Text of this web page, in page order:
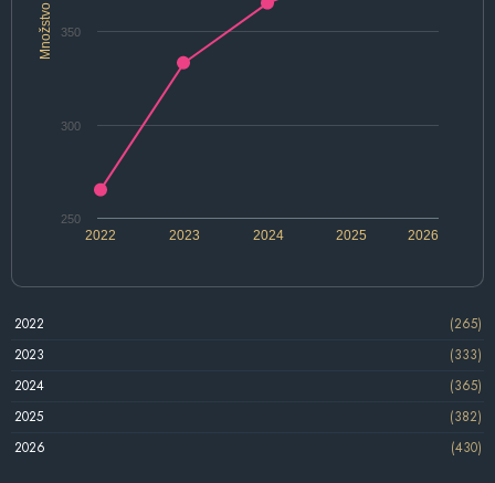
Množstvo
2022 2024 2026
2023 2025
250
300
350
2022
(265)
2023
(333)
2024
(365)
2025
(382)
2026
(430)